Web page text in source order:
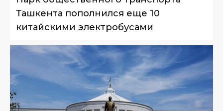
Ташкента пополнился еще 10
китайскими электробусами